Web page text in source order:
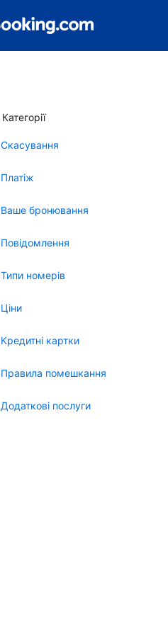
Категорії
Скасування
Платіж
Ваше бронювання
Повідомлення
Типи номерів
Ціни
Кредитні картки
Правила помешкання
Додаткові послуги